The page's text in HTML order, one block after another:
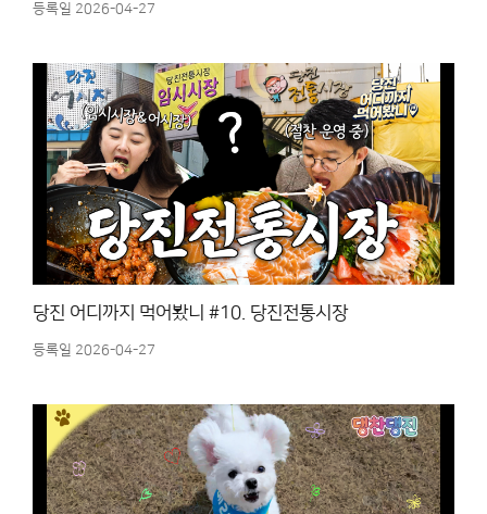
등록일 2026-04-27
당진 어디까지 먹어봤니 #10. 당진전통시장
등록일 2026-04-27